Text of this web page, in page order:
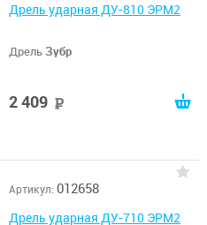
Дрель ударная ДУ-810 ЭРМ2
ДрельЗубр
2 409
Артикул: 012658
Дрель ударная ДУ-710 ЭРМ2